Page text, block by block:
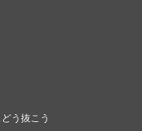
う抜こう